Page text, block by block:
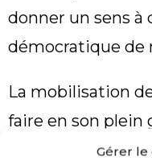
Gérer
donner un sens à
démocratique de
La mobilisation
faire en son plein
menaces ou